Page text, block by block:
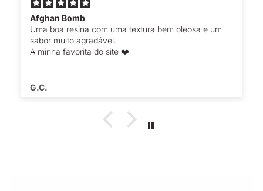
Afghan Bomb
Uma boa resina com uma textura bem oleosa e um
sabor muito agradável.
A minha favorita do site ❤️
G.C.